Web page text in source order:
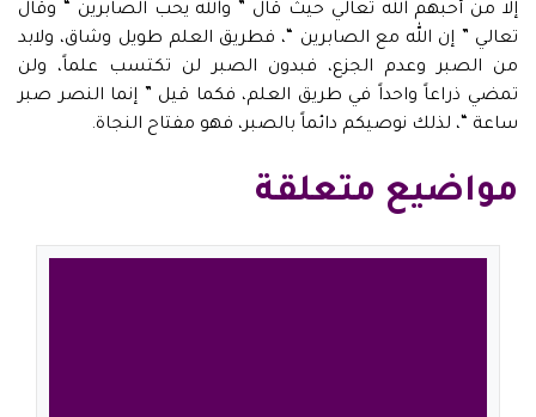
إلا من أحبهم الله تعالي حيث قال ” والله يحب الصابرين “ وقال
تعالي ” إن الله مع الصابرين “، فطريق العلم طويل وشاق، ولابد
من الصبر وعدم الجزع، فبدون الصبر لن تكتسب علماً، ولن
تمضي ذراعاً واحداً في طريق العلم، فكما قيل ” إنما النصر صبر
ساعة “، لذلك نوصيكم دائماً بالصبر، فهو مفتاح النجاة.
مواضيع متعلقة